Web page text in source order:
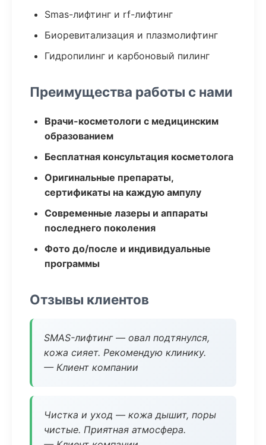
Smas-лифтинг и rf-лифтинг
Биоревитализация и плазмолифтинг
Гидропилинг и карбоновый пилинг
Преимущества работы с нами
Врачи-косметологи с медицинским
образованием
Бесплатная консультация косметолога
Оригинальные препараты,
сертификаты на каждую ампулу
Современные лазеры и аппараты
последнего поколения
Фото до/после и индивидуальные
программы
Отзывы клиентов
SMAS-лифтинг — овал подтянулся,
кожа сияет. Рекомендую клинику.
— Клиент компании
Чистка и уход — кожа дышит, поры
чистые. Приятная атмосфера.